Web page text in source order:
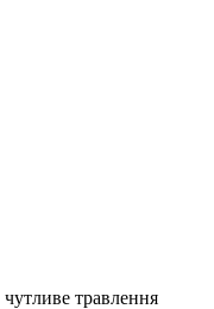
чутливе травлення